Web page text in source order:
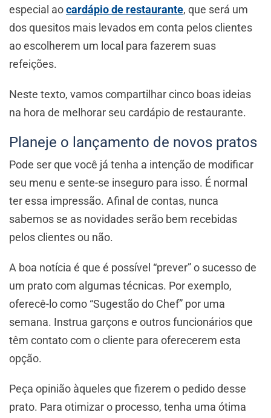
especial aocardápio de restaurante, que será um
dos quesitos mais levados em conta pelos clientes
ao escolherem um local para fazerem suas
refeições.
Neste texto, vamos compartilhar cinco boas ideias
na hora de melhorar seu cardápio de restaurante.
Planeje o lançamento de novos pratos
Pode ser que você já tenha a intenção de modificar
seu menu e sente-se inseguro para isso. É normal
ter essa impressão. Afinal de contas, nunca
sabemos se as novidades serão bem recebidas
pelos clientes ou não.
A boa notícia é que é possível “prever” o sucesso de
um prato com algumas técnicas. Por exemplo,
oferecê-lo como “Sugestão do Chef” por uma
semana. Instrua garçons e outros funcionários que
têm contato com o cliente para oferecerem esta
opção.
Peça opinião àqueles que fizerem o pedido desse
prato. Para otimizar o processo, tenha uma ótima